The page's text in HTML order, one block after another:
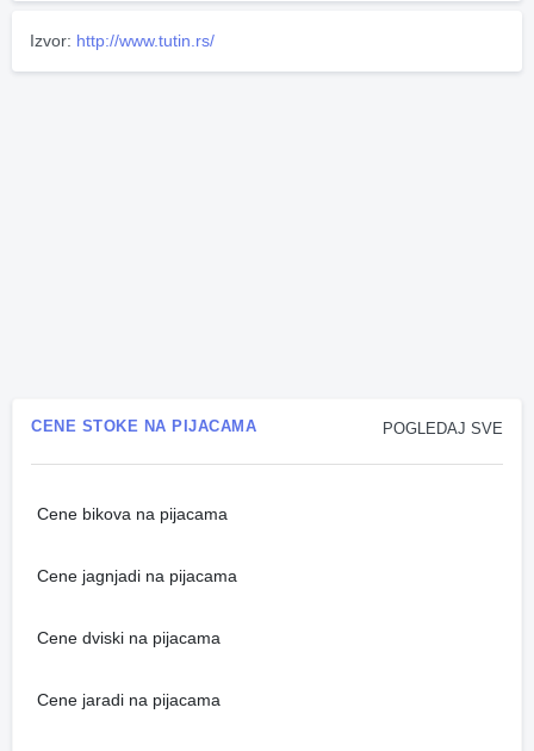
Izvor: http://www.tutin.rs/
POGLEDAJ SVE
CENE STOKE NA PIJACAMA
Cene bikova na pijacama
Cene jagnjadi na pijacama
Cene dviski na pijacama
Cene jaradi na pijacama